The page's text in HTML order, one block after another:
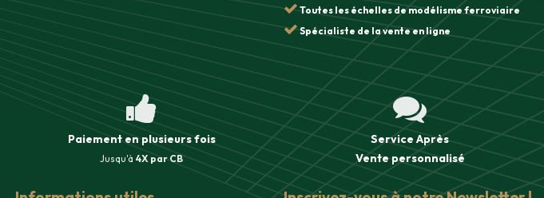
Paiement en plusieurs fois
Jusqu'à 4X par CB
Service Après
Ventepersonnalisé
Toutes les échelles de modélisme ferroviaire
Spécialiste de la vente en ligne